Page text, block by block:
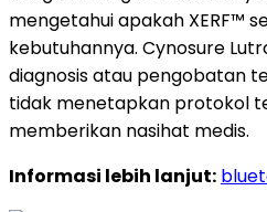
mengetahui apakah XERF™
kebutuhannya. Cynosure
diagnosis atau pengobatan
tidak menetapkan protokol
memberikan nasihat medis.
Informasi lebih lanjut: